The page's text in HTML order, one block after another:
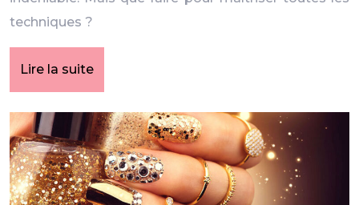
techniques ?
Lire la suite